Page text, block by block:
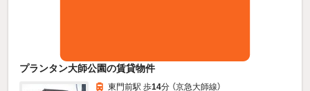
プランタン大師公園の賃貸物件
東門前駅 歩14分 （京急大師線）